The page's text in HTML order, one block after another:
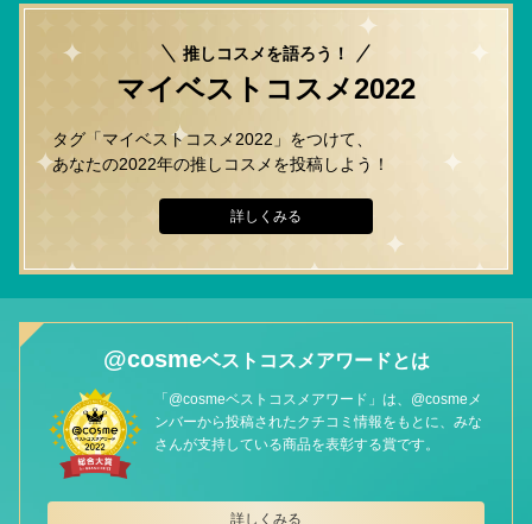
推しコスメを語ろう！
マイベストコスメ2022
タグ「マイベストコスメ2022」をつけて、
あなたの2022年の推しコスメを投稿しよう！
詳しくみる
@cosmeベストコスメアワードとは
「@cosmeベストコスメアワード」は、@cosmeメ
ンバーから投稿されたクチコミ情報をもとに、みな
さんが支持している商品を表彰する賞です。
詳しくみる